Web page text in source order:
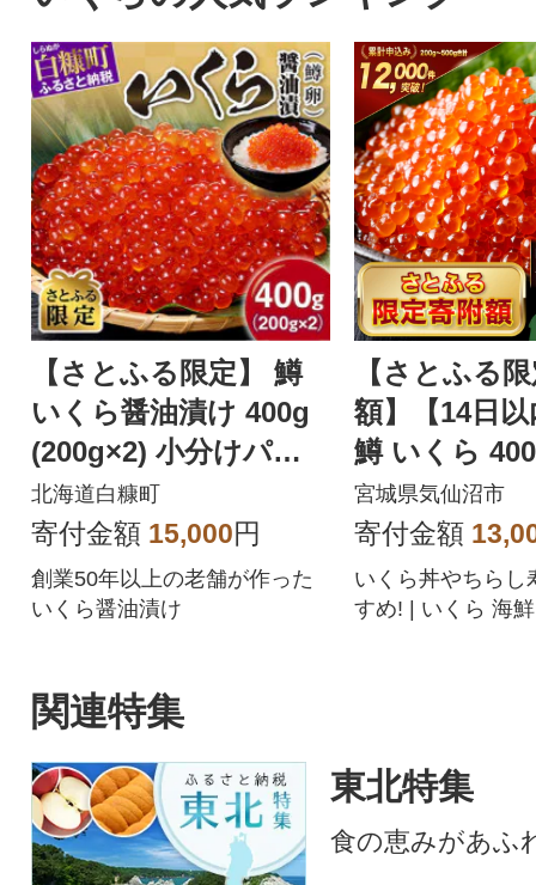
でとれたかつおは高知(土佐)に
も負けない鮮度でかつお本来
の旨味を存分に楽しめます。
形や大きさは不揃いですが、
味は訳なし!人気のかつおのた
たきをどうぞご賞味くださ
い。鰹のタタキ かつおたたき
冷凍 小分け カツオタタキ 骨取
り 骨なし たたき
【さとふる限定】 鱒
いくら醤油漬け 400g
(200g×2) 小分けパッ
ク
北海道白糠町
寄付金額 15,000円
創業50年以上の老舗が作った
いくら醤油漬け
【さとふる
額】【14日
鱒 いくら
2p) 20564994
宮城県気仙沼市
寄付金額
いくら丼やちらし
すめ! | いくら 海
関連特集
東北特集
食の恵みがあふ